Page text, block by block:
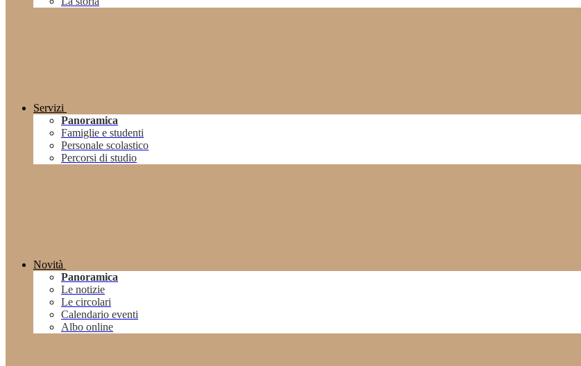
Servizi
Panoramica
Famiglie e studenti
Personale scolastico
Percorsi di studio
Novità
Panoramica
Le notizie
Le circolari
Calendario eventi
Albo online